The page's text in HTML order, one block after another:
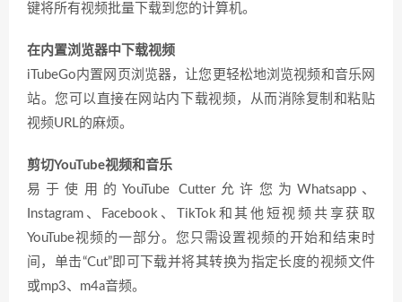
键将所有视频批量下载到您的计算机。
在内置浏览器中下载视频
iTubeGo内置网页浏览器，让您更轻松地浏览视频和音乐网
站。您可以直接在网站内下载视频，从而消除复制和粘贴
视频URL的麻烦。
剪切YouTube视频和音乐
易于使用的YouTube Cutter允许您为Whatsapp、
Instagram、Facebook、TikTok和其他短视频共享获取
YouTube视频的一部分。您只需设置视频的开始和结束时
间，单击“Cut”即可下载并将其转换为指定长度的视频文件
或mp3、m4a音频。